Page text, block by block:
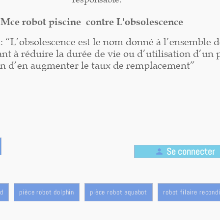
Mce robot piscine contre L'obsolescence
est le nom donné à l’ensemble
à réduire la durée de vie ou d’utilisation d’un
d’en augmenter le taux de remplacement”
pièce robot dolphin pièce robot aquabot robot filaire
person Se connecter